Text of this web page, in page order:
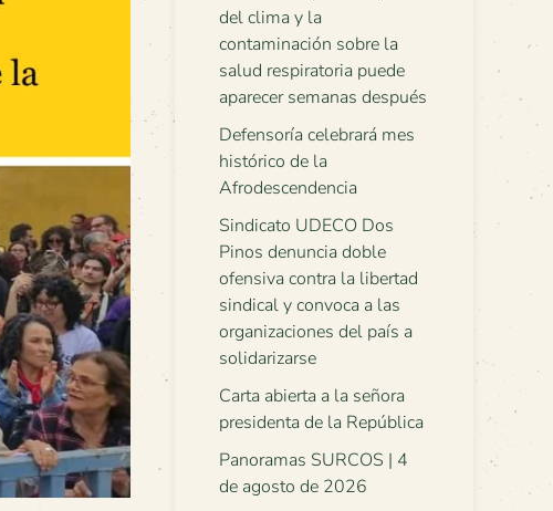
del clima y la
contaminación sobre la
salud respiratoria puede
aparecer semanas después
Defensoría celebrará mes
histórico de la
Afrodescendencia
Sindicato UDECO Dos
Pinos denuncia doble
ofensiva contra la libertad
sindical y convoca a las
organizaciones del país a
solidarizarse
Carta abierta a la señora
presidenta de la República
Panoramas SURCOS | 4
de agosto de 2026